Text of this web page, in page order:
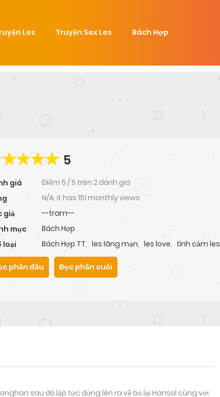
Les Truyện Sex Les Bách Hợp
5
giá Điểm 5 /5 trên 2 đánh giá
N/A, it has 151 monthly views
giả
--tram--
mục
Bách Hợp
loại
Bách Hợp TT, les lãng mạn, les love, tình cảm les
phần đầu Đọc phần cuối
sau đó lập tức đứng lên ra về bỏ lại Hansol cùng với